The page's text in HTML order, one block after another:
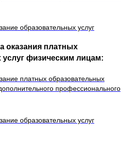
образовательных услуг
оказания платных
физическим лицам:
платных образовательных
профессионального
образовательных услуг